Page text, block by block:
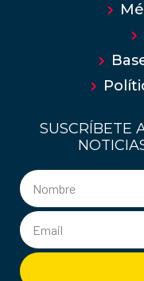
SUSCRÍBETE